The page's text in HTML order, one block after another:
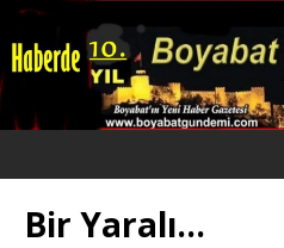
Bir Yaralı…